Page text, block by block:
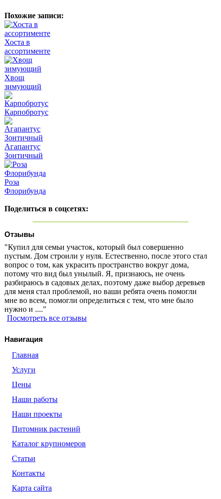
Похожие записи:
Хоста в
ассортименте
Хвощ
зимующий
Карпобротус
Агапантус
Зонтичный
Роза
Флорибунда
Поделиться в соцсетях:
Отзывы
"Купил для семьи участок, который был совершенно
пустым. Дом строили у нуля. Естественно, после этого стал
вопрос о том, как украсить пространство вокруг дома,
потому что вид был унылый. Я, признаюсь, не очень
разбираюсь в садовых делах, поэтому даже выбор деревьев
для меня стал проблемой, но ваши ребята очень помогли
мне во всем, помогли определиться с тем, что мне было
нужно и ...."
Посмотреть все отзывы
Навигация
Главная
Услуги
Цены
Наши работы
Наши проекты
Питомник растений
Каталог крупномеров
Статьи
Контакты
Карта сайта